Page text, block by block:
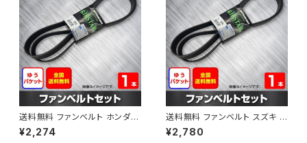
送料無料 ファンベルト ホンダ フ
ィット 型式GE6 H19.10～H25.
09 （国内トップメーカー） 1本 H
¥2,274
送料無料 ファンベルト スズキ ス
ペーシア 型式MK32S H25.03
～H30.02 （国内トップメーカ
¥2,780